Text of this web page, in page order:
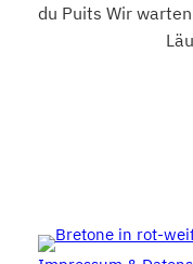
du Puits Wir